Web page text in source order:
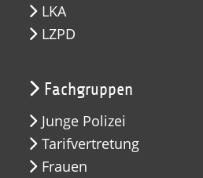
LKA
LZPD
Fachgruppen
Junge Polizei
Tarifvertretung
Frauen